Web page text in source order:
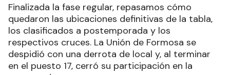
Finalizada la fase regular, repasamos cómo
quedaron las ubicaciones definitivas de la tabla,
los clasificados a postemporada y los
respectivos cruces. La Unión de Formosa se
despidió con una derrota de local y, al terminar
en el puesto 17, cerró su participación en la